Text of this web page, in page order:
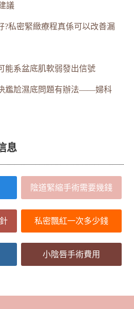
議
?私密緊緻療程真係可以改善漏
能系盆底肌軟弱發出信號
尷尬濕底問題有辦法——婦科
息
陰道緊縮手術需要幾錢
私密飄紅一次多少錢
小陰唇手術費用